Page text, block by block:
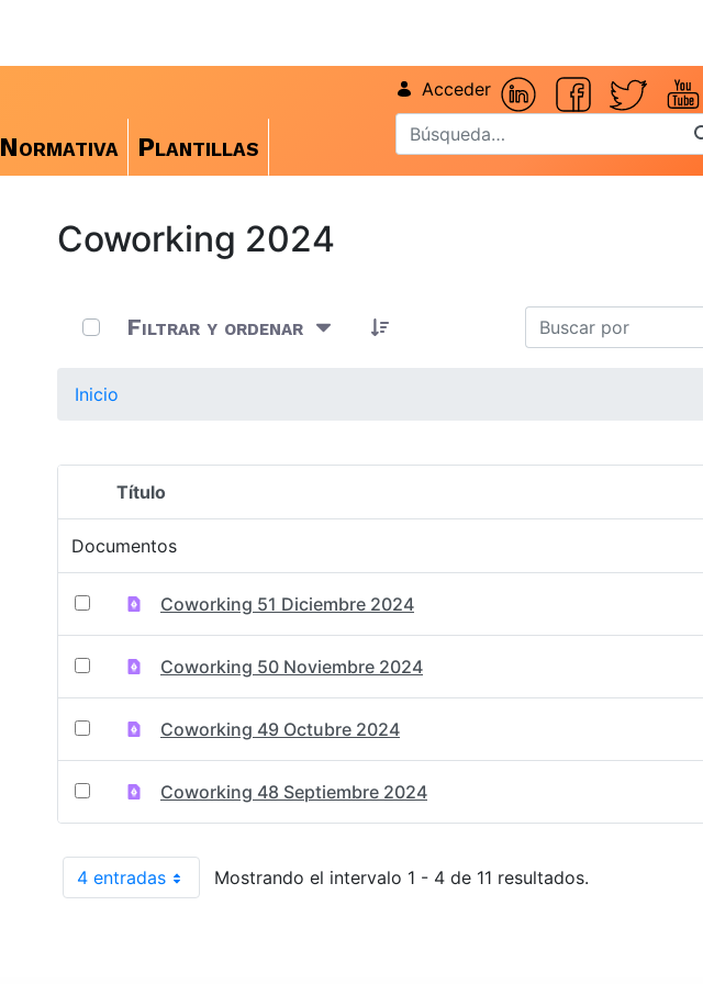
Normativa Plantillas
Acceder
Coworking 2024
Filtrar y ordenar
Inicio
Selección del elemento
Título
Documentos
Coworking 51 Diciembre 2024
Coworking 50 Noviembre 2024
Coworking 49 Octubre 2024
Coworking 48 Septiembre 2024
4 entradasPor páginaMostrando el intervalo 1 - 4 de 11 resultados.